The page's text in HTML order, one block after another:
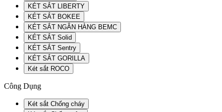
KÉT SẮT LIBERTY
KÉT SẮT BOKEE
KÉT SẮT NGÂN HÀNG BEMC
KÉT SẮT Solid
KÉT SẮT Sentry
KÉT SẮT GORILLA
Két sắt ROCO
Công Dụng
Két sắt Chống cháy